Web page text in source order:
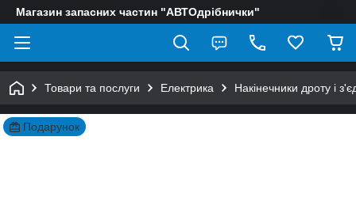
Магазин запасних частин "АВТОдрібнички"
Товари та послуги Електрика Накінечники дроту і
Подарунок